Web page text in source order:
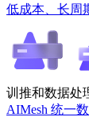
低成本、长周
训推和数据处
AIMesh 统一